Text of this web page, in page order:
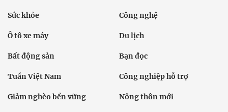
Sức khỏe Công nghệ
Ô tô xe máy Du lịch
Bất động sản Bạn đọc
Tuần Việt Nam Công nghiệp hỗ trợ
Giảm nghèo bền vững Nông thôn mới